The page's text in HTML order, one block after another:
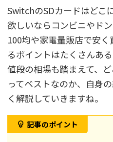
SwitchのSDカードはどこ
欲しいならコンビニやド
100均や家電量販店で安
るポイントはたくさんあ
値段の相場も踏まえて、
ってベストなのか、自身
く解説していきますね。
記事のポイント